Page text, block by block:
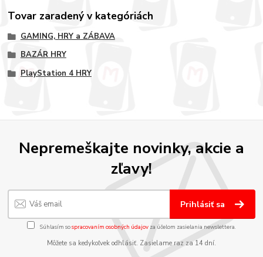
Tovar zaradený v kategóriách
GAMING, HRY a ZÁBAVA
BAZÁR HRY
PlayStation 4 HRY
Nepremeškajte novinky, akcie a
zľavy!
Prihlásiť sa
Súhlasím sospracovaním osobných údajov za účelom zasielania newslettera.
Môžete sa kedykoľvek odhlásiť. Zasielame raz za 14 dní.